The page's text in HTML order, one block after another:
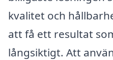
kvalitet och
att få ett resultat
långsiktigt. Att